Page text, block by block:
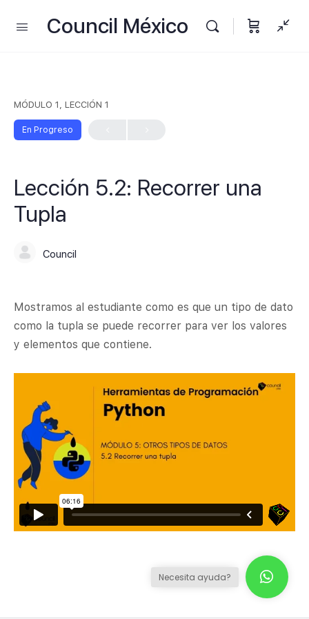
Council México
MÓDULO 1, LECCIÓN 1
En Progreso
Lección 5.2: Recorrer una
Tupla
Council
Mostramos al estudiante como es que un tipo de dato
como la tupla se puede recorrer para ver los valores
y elementos que contiene.
Necesita ayuda?